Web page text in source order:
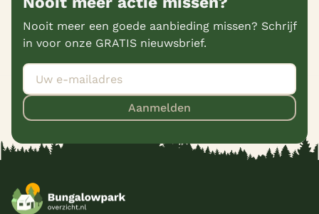
Nooit meer een goede aanbieding missen? Schrijf
in voor onze GRATIS nieuwsbrief.
Aanmelden